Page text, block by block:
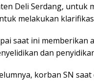
Deli Serdang,
melakukan
saat ini
dan
korban SN